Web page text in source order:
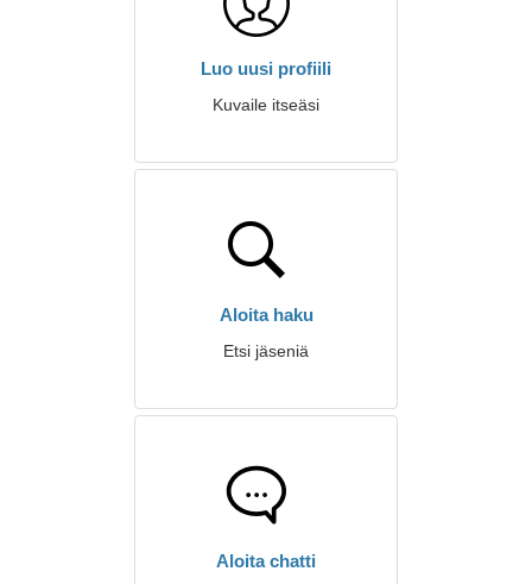
Luo uusi profiili
Kuvaile itseäsi
Aloita haku
Etsi jäseniä
Aloita chatti